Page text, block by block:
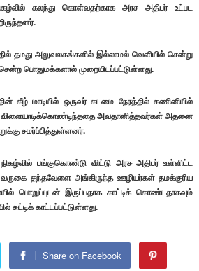
கலந்து கொள்வதற்காக அரச அதிபர் உட்பட
தமது அலுவலகங்களில் இல்லாமல் வெளியில் சென்று
பொதுமக்களால் முறையிடப்பட்டுள்ளது.
கீழ் மாடியில் ஒருவர் கடமை நேரத்தில் கணினியில்
விளையாடிக்கொண்டிந்ததை அவதானித்தவர்கள் அதனை
சமர்ப்பித்துள்ளனர்.
பங்குகொண்டு விட்டு அரச அதிபர் உள்ளிட்ட
தந்தவேளை அங்கிருந்த ஊழியர்கள் தமக்குரிய
பொறுப்புடன் இருப்பதாக காட்டிக் கொண்டதாகவும்
சுட்டிக் காட்டப்பட்டுள்ளது.
Share on Facebook